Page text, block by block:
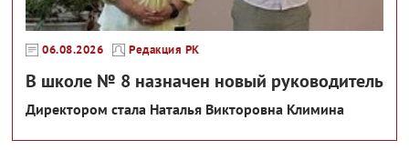
06.08.2026 Редакция РК
В школе № 8 назначен новый руководитель
Директором стала Наталья Викторовна Климина